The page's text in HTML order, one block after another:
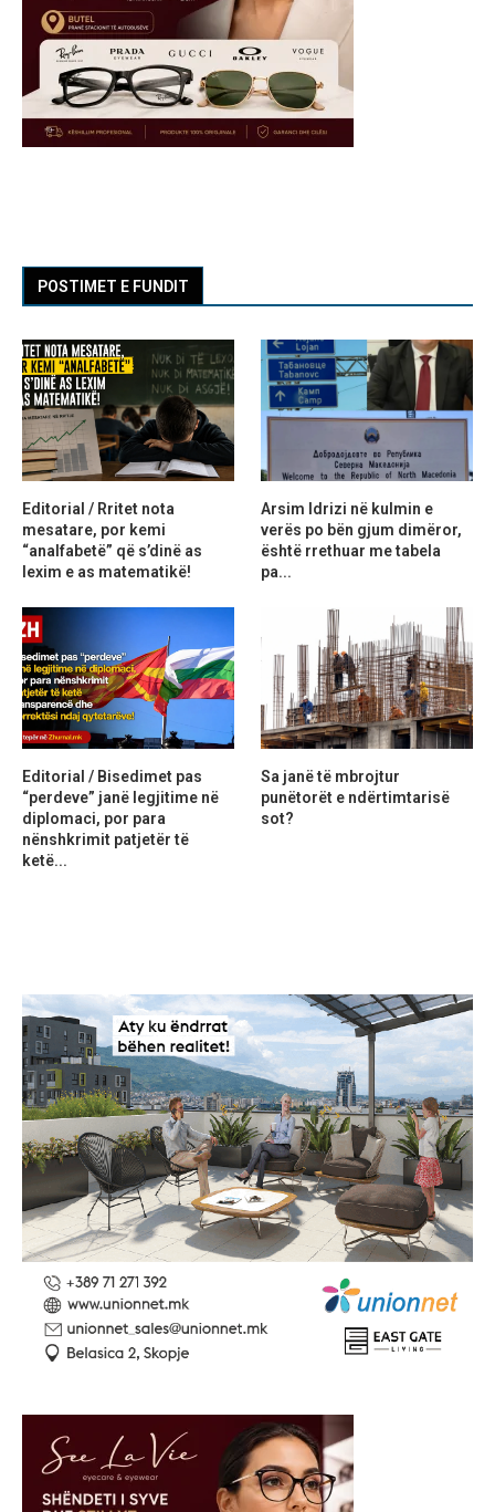
POSTIMET E FUNDIT
Editorial / Rritet nota
mesatare, por kemi
“analfabetë” që s’dinë as
lexim e as matematikë!
Arsim Idrizi në kulmin e
verës po bën gjum dimëror,
është rrethuar me tabela
pa...
Editorial / Bisedimet pas
“perdeve” janë legjitime në
diplomaci, por para
nënshkrimit patjetër të
ketë...
Sa janë të mbrojtur
punëtorët e ndërtimtarisë
sot?